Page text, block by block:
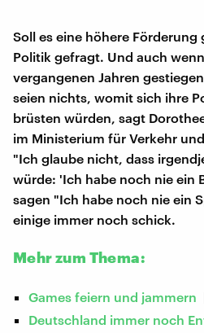
Soll es eine höhere
Politik gefragt. Und auch
vergangenen Jahren
seien nichts, womit sich ihre
brüsten würden, sagt
im Ministerium für Verkehr
"Ich glaube nicht, dass
würde: 'Ich habe noch nie ein
sagen "Ich habe noch nie ein
einige immer noch schick.
Mehr zum Thema:
Games feiern und jammern
Deutschland immer noch